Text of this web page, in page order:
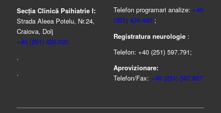
Secția Clinică Psihiatrie I:
Strada Aleea Potelu, Nr.24,
Craiova, Dolj
+40 (251) 426.020
.
.
Telefon programari analize: +40
(351) 434.440 ;
Registratura neurologie :
Telefon: +40 (251) 597.791;
Aprovizionare:
Telefon/Fax: +40 (251) 597.857